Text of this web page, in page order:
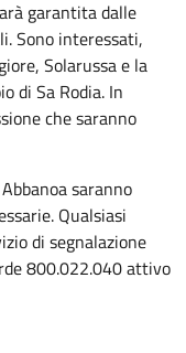
garantita dalle
Sono interessati,
Solarussa e la
di Sa Rodia. In
che saranno
saranno
Qualsiasi
di segnalazione
800.022.040 attivo